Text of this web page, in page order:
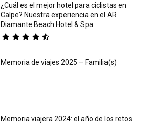
¿Cuál es el mejor hotel para ciclistas en
Calpe? Nuestra experiencia en el AR
Diamante Beach Hotel & Spa
Memoria de viajes 2025 – Familia(s)
Memoria viajera 2024: el año de los retos